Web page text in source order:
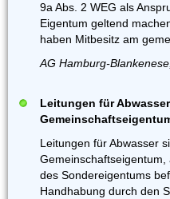
9a Abs. 2 WEG als
Eigentum geltend
haben Mitbesitz am
AG Hamburg-
Leitungen für
Leitungen für Abwasser
des Sondereigentums
Handhabung durch den